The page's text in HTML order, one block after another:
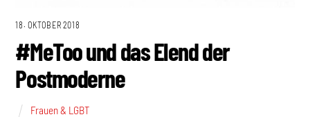
18. OKTOBER 2018
#MeToo und das Elend der
Postmoderne
Frauen & LGBT